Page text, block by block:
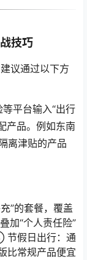
技巧
议通过以下方
平台输入“出行
产品。例如东南
离津贴的产品
”的套餐，覆盖
加“个人责任险”
节假日出行：通
比常规产品便宜